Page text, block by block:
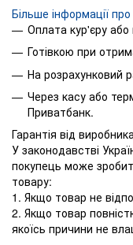
Більше інформації
Оплата кур'єру або
Готівкою при
На розрахунковий
Через касу або
Приватбанк.
Гарантія від
У законодавстві
покупець може
товару:
1. Якщо товар не
2. Якщо товар
якоїсь причини не